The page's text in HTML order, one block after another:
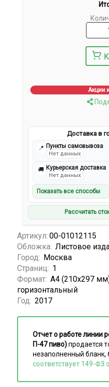
Акции
Доставка в
📍 Пункты самовывоза
Нет данных
🚚 Курьерская доставка
Нет данных
Показать все способы
Рассчитать
Артикул: 00-01012115
Обложка: Листовое
Город: Москва
Страниц: 1
Формат: А4 (210x297
горизонтальный
Год: 2017
Отчет о работе линии
П-47 пиво)продается
незаполненный бланк,
соответствует 149-ФЗ